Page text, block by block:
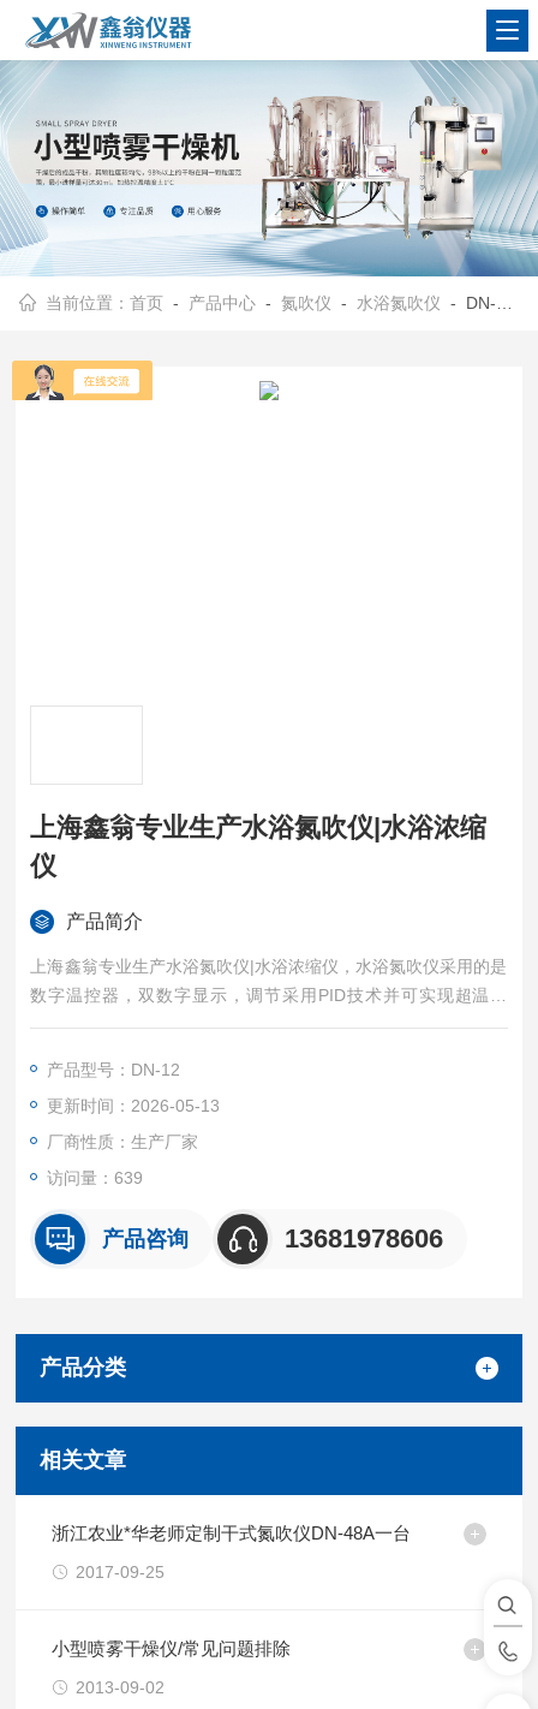
查看更多
当前位置：首页 - 产品中心 -氮吹仪 - 水浴氮吹仪 - DN-12上海鑫翁专业生产水浴氮吹仪|水浴浓缩仪
上海鑫翁专业生产水浴氮吹仪|水浴浓缩
仪
产品简介
上海鑫翁专业生产水浴氮吹仪|水浴浓缩仪，水浴氮吹仪采用的是
数字温控器，双数字显示，调节采用PID技术并可实现超温报
警。可能与溶剂接触的部件均采用316不锈钢材料、合金铝并表
使用。
产品型号：DN-12
更新时间：2026-05-13
厂商性质：生产厂家
访问量：639
产品咨询 13681978606
产品分类
相关文章
浙江农业*华老师定制干式氮吹仪DN-48A一台
2017-09-25
小型喷雾干燥仪/常见问题排除
2013-09-02